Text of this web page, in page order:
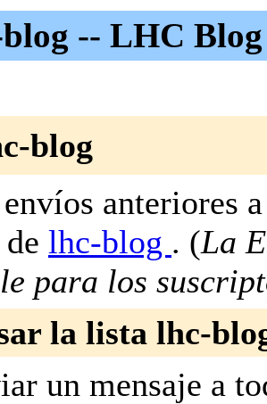
-- LHC
blog
anteriores
lhc-blog . (La
para los
la lista lhc-
un mensaje a